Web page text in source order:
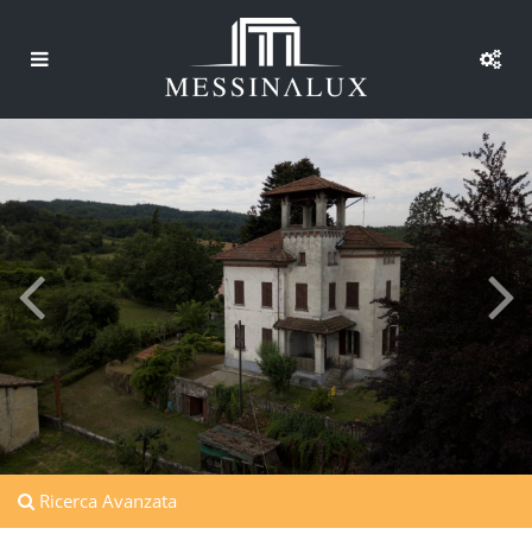
Ricerca Avanzata